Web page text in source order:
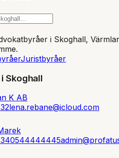
i Skoghall,
Juristbyråer
iSkoghall
K AB
lena.rebane@icloud.com
0544444445